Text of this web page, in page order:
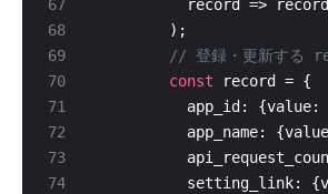
67
68
69
70
71
73
74
const